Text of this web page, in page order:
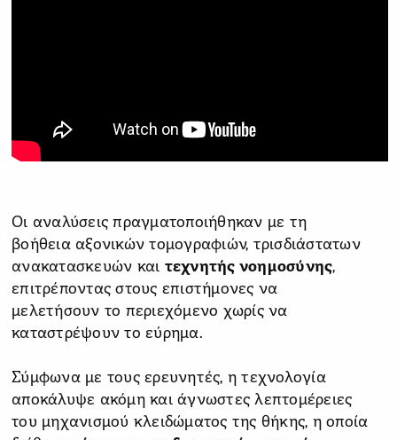
Οι αναλύσεις πραγματοποιήθηκαν με τη
βοήθεια αξονικών τομογραφιών, τρισδιάστατων
ανακατασκευών και τεχνητής νοημοσύνης,
επιτρέποντας στους επιστήμονες να
μελετήσουν το περιεχόμενο χωρίς να
καταστρέψουν το εύρημα.
Σύμφωνα με τους ερευνητές, η τεχνολογία
αποκάλυψε ακόμη και άγνωστες λεπτομέρειες
του μηχανισμού κλειδώματος της θήκης, η οποία